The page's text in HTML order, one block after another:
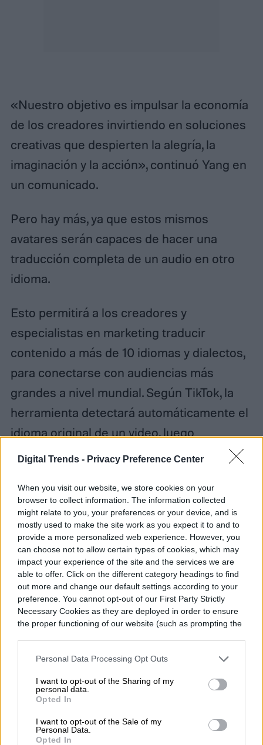
Digital Trends - Privacy Preference Center
When you visit our website, we store cookies on your
browser to collect information. The information collected
might relate to you, your preferences or your device, and is
mostly used to make the site work as you expect it to and to
provide a more personalized web experience. However, you
can choose not to allow certain types of cookies, which may
impact your experience of the site and the services we are
able to offer. Click on the different category headings to find
out more and change our default settings according to your
preference. You cannot opt-out of our First Party Strictly
Necessary Cookies as they are deployed in order to ensure
the proper functioning of our website (such as prompting the
Personal Data Processing Opt Outs
I want to opt-out of the Sharing of my
personal data.
Opted In
I want to opt-out of the Sale of my
Personal Data.
Opted In
«Nuestro objetivo es impulsar la economía
de los creadores invirtiendo en soluciones
creativas que despierten la alegría, la
imaginación y la acción», continuó Yang en
un comunicado.
Pero hay más, ya que estos mismos
avatares serán capaces de hacer una
traducción completa de un audio en otro
idioma.
Esto permitirá a los creadores y
especialistas en marketing traducir
contenido a más de 10 idiomas y dialectos,
para conectarse con audiencias más
grandes a nivel mundial. Según TikTok, la
herramienta detectará automáticamente el
idioma original de un video, luego
transcribiendo, traduciendo y produciendo
seleccionados que se ofrecen.
Diego Bastarrica
Senior Editor
Diego Bastarrica es Senior Editor y Head of
Content en Digital Trends en Español,
Topics